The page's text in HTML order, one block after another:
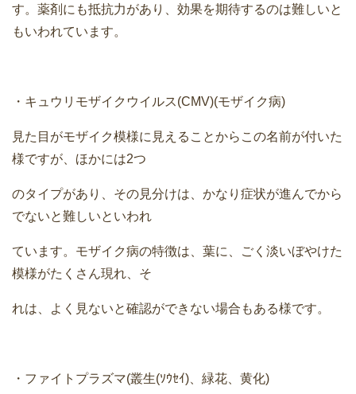
す。薬剤にも抵抗力があり、効果を期待するのは難しいと
もいわれています。
・キュウリモザイクウイルス(CMV)(モザイク病)
見た目がモザイク模様に見えることからこの名前が付いた
様ですが、ほかには2つ
のタイプがあり、その見分けは、かなり症状が進んでから
でないと難しいといわれ
ています。モザイク病の特徴は、葉に、ごく淡いぼやけた
模様がたくさん現れ、そ
れは、よく見ないと確認ができない場合もある様です。
・ファイトプラズマ(叢生(ｿｳｾｲ)、緑花、黄化)